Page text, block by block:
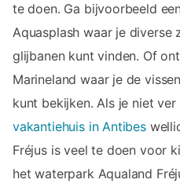
te doen. Ga bijvoorbeeld
Aquasplash waar je diverse
glijbanen kunt vinden. Of
Marineland waar je de
kunt bekijken. Als je niet
vakantiehuis in Antibes
Fréjus is veel te doen voor
het waterpark Aqualand